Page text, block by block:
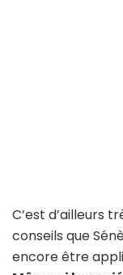
C’est d’ailleurs
conseils que
encore être